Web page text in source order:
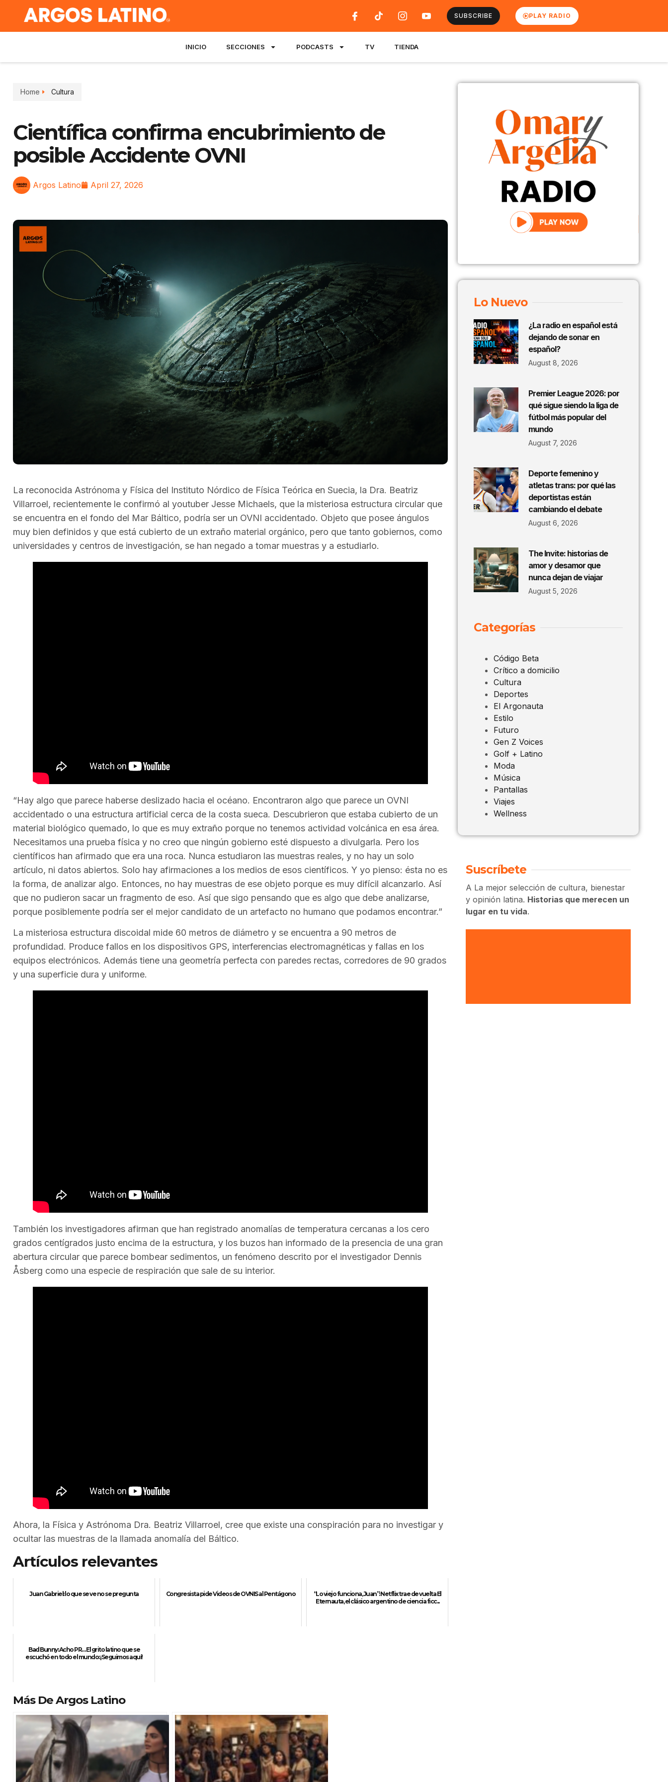
SUBSCRIBE PLAY RADIO
INICIO SECCIONES PODCASTS TV TIENDA
Home Cultura
Científica confirma encubrimiento de
posible Accidente OVNI
Argos Latino April 27, 2026
La reconocida Astrónoma y Física del Instituto Nórdico de Física Teórica en Suecia, la Dra. Beatriz
Villarroel, recientemente le confirmó al youtuber Jesse Michaels, que la misteriosa estructura circular que
se encuentra en el fondo del Mar Báltico, podría ser un OVNI accidentado. Objeto que posee ángulos
muy bien definidos y que está cubierto de un extraño material orgánico, pero que tanto gobiernos, como
universidades y centros de investigación, se han negado a tomar muestras y a estudiarlo.
“Hay algo que parece haberse deslizado hacia el océano. Encontraron algo que parece un OVNI
accidentado o una estructura artificial cerca de la costa sueca. Descubrieron que estaba cubierto de un
material biológico quemado, lo que es muy extraño porque no tenemos actividad volcánica en esa área.
Necesitamos una prueba física y no creo que ningún gobierno esté dispuesto a divulgarla. Pero los
científicos han afirmado que era una roca. Nunca estudiaron las muestras reales, y no hay un solo
artículo, ni datos abiertos. Solo hay afirmaciones a los medios de esos científicos. Y yo pienso: ésta no es
la forma, de analizar algo. Entonces, no hay muestras de ese objeto porque es muy difícil alcanzarlo. Así
que no pudieron sacar un fragmento de eso. Así que sigo pensando que es algo que debe analizarse,
porque posiblemente podría ser el mejor candidato de un artefacto no humano que podamos encontrar.”
La misteriosa estructura discoidal mide 60 metros de diámetro y se encuentra a 90 metros de
profundidad. Produce fallos en los dispositivos GPS, interferencias electromagnéticas y fallas en los
equipos electrónicos. Además tiene una geometría perfecta con paredes rectas, corredores de 90 grados
y una superficie dura y uniforme.
También los investigadores afirman que han registrado anomalías de temperatura cercanas a los cero
grados centígrados justo encima de la estructura, y los buzos han informado de la presencia de una gran
abertura circular que parece bombear sedimentos, un fenómeno descrito por el investigador Dennis
Åsberg como una especie de respiración que sale de su interior.
Ahora, la Física y Astrónoma Dra. Beatriz Villarroel, cree que existe una conspiración para no investigar y
ocultar las muestras de la llamada anomalía del Báltico.
Artículos relevantes
Juan Gabriel: lo que se ve no se pregunta Congresista pide Videos de OVNIS al Pentágono
“Lo viejo funciona, Juan”: Netflix trae de vuelta El
Eternauta, el clásico argentino de ciencia ficc...
Bad Bunny: Acho PR… El grito latino que se
escuchó en todo el mundo: ¡Seguimos aquí!
Más De Argos Latino
Lo Nuevo
¿La radio en español está
dejando de sonar en
español?
August 8, 2026
Premier League 2026: por
qué sigue siendo la liga de
fútbol más popular del
mundo
August 7, 2026
Deporte femenino y
atletas trans: por qué las
deportistas están
cambiando el debate
August 6, 2026
The Invite: historias de
amor y desamor que
nunca dejan de viajar
August 5, 2026
Categorías
Código Beta
Crítico a domicilio
Cultura
Deportes
El Argonauta
Estilo
Futuro
Gen Z Voices
Golf + Latino
Moda
Música
Pantallas
Viajes
Wellness
Suscríbete
A La mejor selección de cultura, bienestar
y opinión latina. Historias que merecen un
lugar en tu vida.